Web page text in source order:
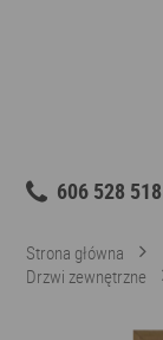
606 528 518
Strona główna
Drzwi zewnętrzne